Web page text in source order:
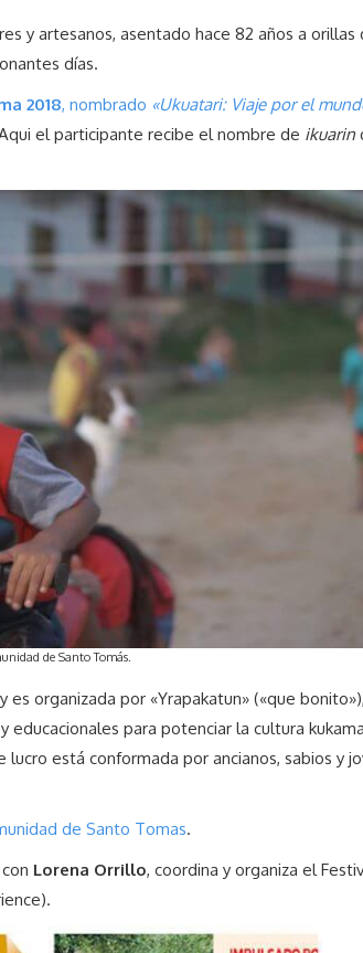
y artesanos, asentado hace 82 años a orillas
días.
2018, nombrado «Ukuatari: Viaje por el
el participante recibe el nombre de ikuarin
de Santo Tomás.
y es organizada por «Yrapakatun» («que bonito»),
para potenciar la cultura
está conformada por ancianos, sabios y
de Santo Tomas.
Lorena Orrillo, coordina y organiza el